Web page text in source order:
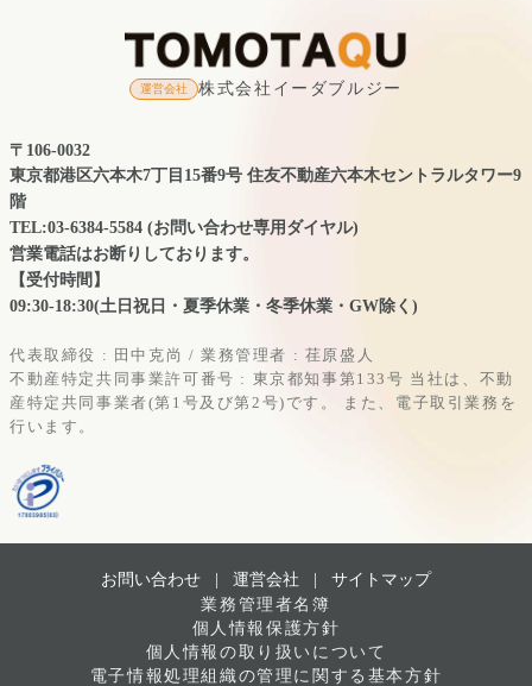
運営会社 株式会社イーダブルジー
〒106-0032
東京都港区六本木7丁目15番9号 住友不動産六本木セントラルタワー9
階
TEL:03-6384-5584 (お問い合わせ専用ダイヤル)
営業電話はお断りしております。
【受付時間】
09:30-18:30(土日祝日・夏季休業・冬季休業・GW除く)
代表取締役 : 田中克尚 / 業務管理者 : 荏原盛人
不動産特定共同事業許可番号 : 東京都知事第133号 当社は、不動
産特定共同事業者(第1号及び第2号)です。
また、電子取引業務を
行います。
お問い合わせ | 運営会社
サイトマップ
業務管理者名簿
個人情報保護方針
個人情報の取り扱いについて
電子情報処理組織の管理に関する基本方針